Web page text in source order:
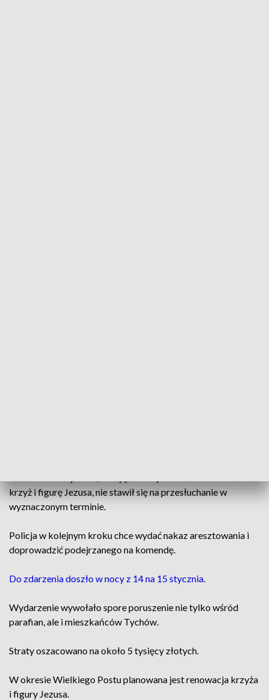
krzyż i figurę Jezusa, nie stawił się na przesłuchanie w
wyznaczonym terminie.
Policja w kolejnym kroku chce wydać nakaz aresztowania i
doprowadzić podejrzanego na komendę.
Do zdarzenia doszło w nocy z 14 na 15 stycznia.
Wydarzenie wywołało spore poruszenie nie tylko wśród
parafian, ale i mieszkańców Tychów.
Straty oszacowano na około 5 tysięcy złotych.
W okresie Wielkiego Postu planowana jest renowacja krzyża
i figury Jezusa.